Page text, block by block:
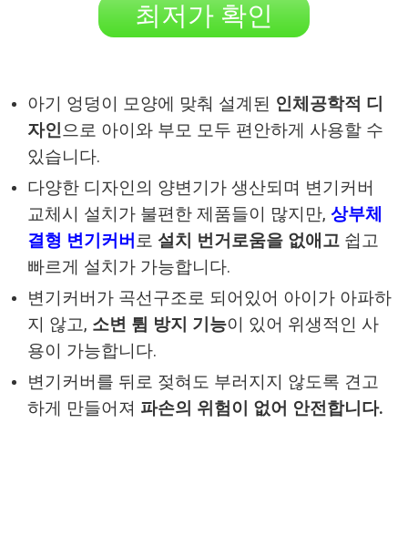
최저가 확인
아기 엉덩이 모양에 맞춰 설계된 인체공학적 디
자인으로 아이와 부모 모두 편안하게 사용할 수
있습니다.
다양한 디자인의 양변기가 생산되며 변기커버
교체시 설치가 불편한 제품들이 많지만, 상부체
결형 변기커버 로 설치 번거로움을 없애고 쉽고
빠르게 설치가 가능합니다.
변기커버가 곡선구조로 되어있어 아이가 아파하
지 않고, 소변 튐 방지 기능이 있어 위생적인 사
용이 가능합니다.
변기커버를 뒤로 젖혀도 부러지지 않도록 견고
하게 만들어져 파손의 위험이 없어 안전합니다.